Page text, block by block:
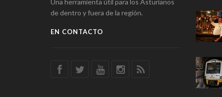
de dentro y fuera de la región.
EN CONTACTO